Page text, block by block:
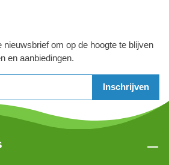
nieuwsbrief om op de hoogte te blijven
en aanbiedingen.
Inschrijven